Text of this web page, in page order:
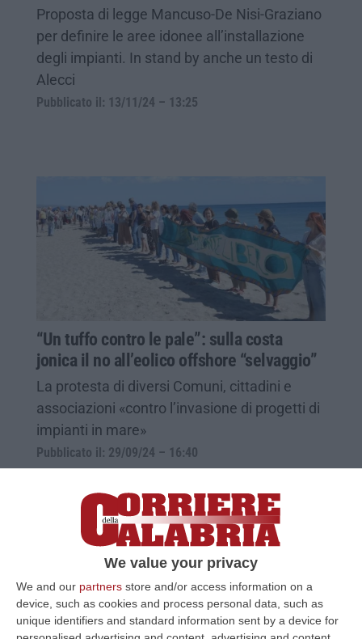
We value your privacy
We and our partners store and/or access information on a
device, such as cookies and process personal data, such as
unique identifiers and standard information sent by a device for
Proposta di legge Mancuso-De Nisi-Graziano
per definire le aree idonee all’installazione
degli impianti. In stand by anche un testo di
Alecci
Pubblicato il: 13/11/24 – 13:25
“Un tuffo contro le pale”: sulla costa
jonica il no all’eolico offshore “selvaggio”
La protesta di diversi Comuni, cittadini e
associazioni «contro l’invasione di progetti di
impianti in mare»
Pubblicato il: 29/09/24 – 16:40